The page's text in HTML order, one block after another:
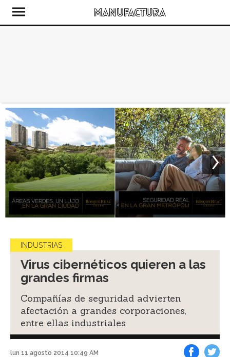
INDUSTRIAS
Virus cibernéticos quieren a las
grandes firmas
Compañías de seguridad advierten
afectación a grandes corporaciones,
entre ellas industriales
lun 11 agosto 2014 10:49 AM